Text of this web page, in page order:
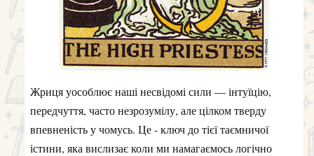
Жриця уособлює наші несвідомі сили — інтуїцію,
передчуття, часто незрозумілу, але цілком тверду
впевненість у чомусь. Це - ключ до тієї таємничої
істини, яка вислизає коли ми намагаємось логічно